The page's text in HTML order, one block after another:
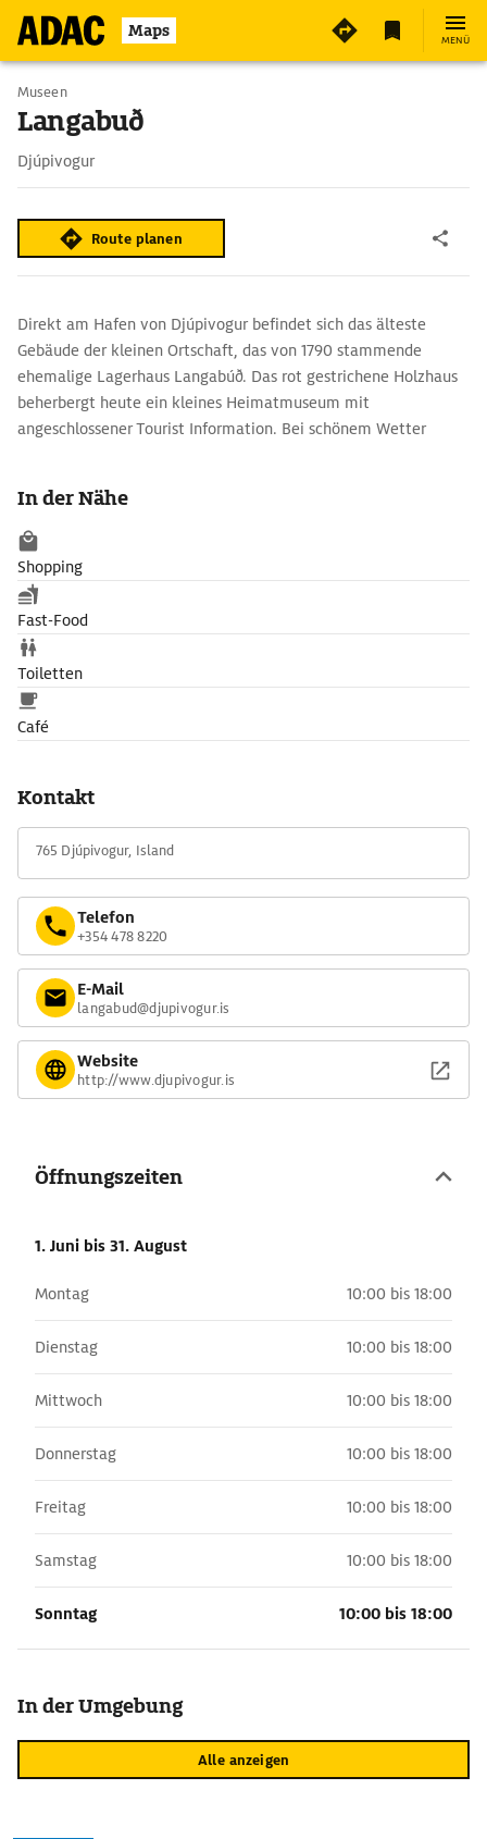
Maps MENÜ
Museen
Langabuð
Djúpivogur
Route planen
Direkt am Hafen von Djúpivogur befindet sich das älteste
Gebäude der kleinen Ortschaft, das von 1790 stammende
ehemalige Lagerhaus Langabúð. Das rot gestrichene Holzhaus
beherbergt heute ein kleines Heimatmuseum mit
angeschlossener Tourist Information. Bei schönem Wetter
In der Nähe
Shopping
Fast-Food
Toiletten
Café
Kontakt
765 Djúpivogur, Island
Telefon
+354 478 8220
E-Mail
langabud@djupivogur.is
Website
http://www.djupivogur.is
Öffnungszeiten
1. Juni bis 31. August
Montag 10:00 bis 18:00
Dienstag 10:00 bis 18:00
Mittwoch 10:00 bis 18:00
Donnerstag 10:00 bis 18:00
Freitag 10:00 bis 18:00
Samstag 10:00 bis 18:00
Sonntag 10:00 bis 18:00
In der Umgebung
Alle anzeigen